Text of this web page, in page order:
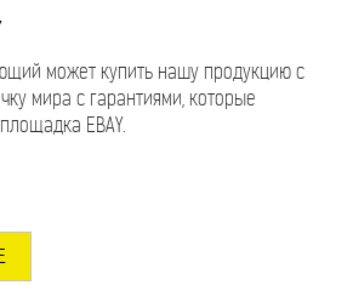
может купить нашу продукцию с
мира с гарантиями, которые
EBAY.